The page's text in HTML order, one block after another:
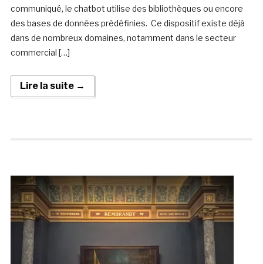
communiqué, le chatbot utilise des bibliothèques ou encore
des bases de données prédéfinies. Ce dispositif existe déjà
dans de nombreux domaines, notamment dans le secteur
commercial […]
Lire la suite →